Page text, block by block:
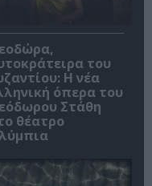
του
Η νέα
όπερα του
Στάθη
θέατρο